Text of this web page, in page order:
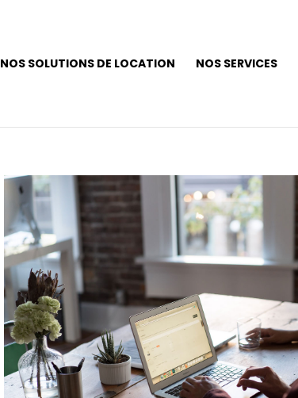
NOS SOLUTIONS DE LOCATION NOS SERVICES